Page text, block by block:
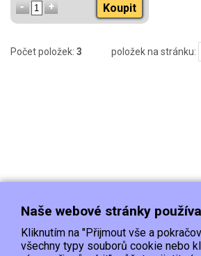
Koupit
Počet položek: 3 položek na stránku:
Naše webové stránky
Kliknutím na "Přijmout vše a
všechny typy souborů cookie nebo